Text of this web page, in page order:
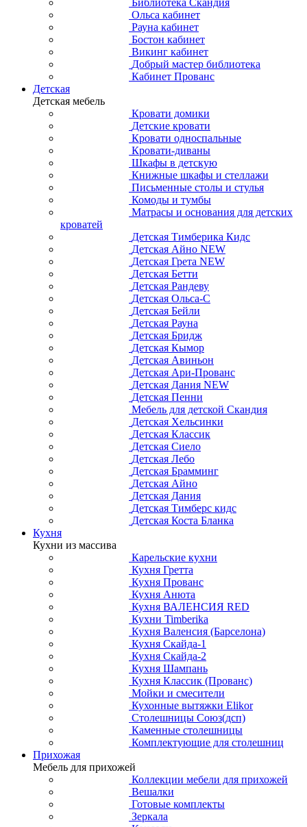
Ольса кабинет
Рауна кабинет
Бостон кабинет
Викинг кабинет
Добрый мастер библиотека
Кабинет Прованс
Детская
Детская мебель
Кровати домики
Детские кровати
Кровати односпальные
Кровати-диваны
Шкафы в детскую
Книжные шкафы и стеллажи
Письменные столы и стулья
Комоды и тумбы
Матрасы и основания для детских
кроватей
Детская Тимберика Кидс
Детская Айно NEW
Детская Грета NEW
Детская Бетти
Детская Рандеву
Детская Ольса-С
Детская Бейли
Детская Рауна
Детская Бридж
Детская Кымор
Детская Авиньон
Детская Ари-Прованс
Детская Дания NEW
Детская Пенни
Мебель для детской Скандия
Детская Хельсинки
Детская Классик
Детская Сиело
Детская Лебо
Детская Брамминг
Детская Айно
Детская Дания
Детская Тимберс кидс
Детская Коста Бланка
Кухня
Кухни из массива
Карельские кухни
Кухня Гретта
Кухня Прованс
Кухня Анюта
Кухня ВАЛЕНСИЯ RED
Кухни Timberika
Кухня Валенсия (Барселона)
Кухня Скайда-1
Кухня Скайда-2
Кухня Шампань
Кухня Классик (Прованс)
Мойки и смесители
Кухонные вытяжки Elikor
Столешницы Союз(дсп)
Каменные столешницы
Комплектующие для столешниц
Прихожая
Мебель для прихожей
Коллекции мебели для прихожей
Вешалки
Готовые комплекты
Зеркала